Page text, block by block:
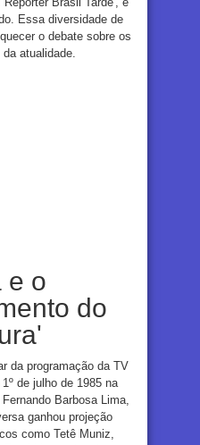
Essa diversidade de
o debate sobre os
atualidade.
e o
do
da programação da TV
de julho de 1985 na
Barbosa Lima,
ganhou projeção
como Tetê Muniz,